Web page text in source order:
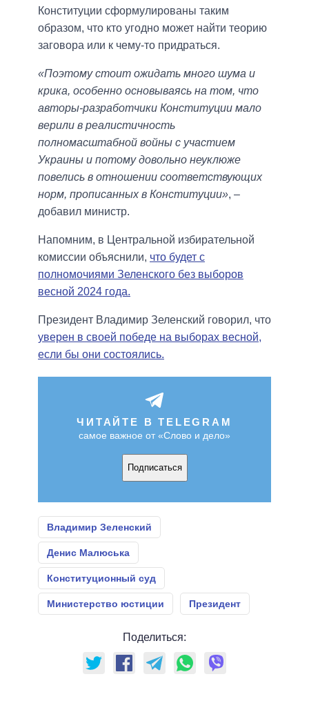
Конституции сформулированы таким
образом, что кто угодно может найти теорию
заговора или к чему-то придраться.
«Поэтому стоит ожидать много шума и
крика, особенно основываясь на том, что
авторы-разработчики Конституции мало
верили в реалистичность
полномасштабной войны с участием
Украины и потому довольно неуклюже
повелись в отношении соответствующих
норм, прописанных в Конституции», –
добавил министр.
Напомним, в Центральной избирательной
комиссии объяснили, что будет с
полномочиями Зеленского без выборов
весной 2024 года.
Президент Владимир Зеленский говорил, что
уверен в своей победе на выборах весной,
если бы они состоялись.
ЧИТАЙТЕ В TELEGRAM
самое важное от «Слово и дело»
Подписаться
Владимир Зеленский
Денис Малюська
Конституционный суд
Министерство юстиции Президент
Поделиться: